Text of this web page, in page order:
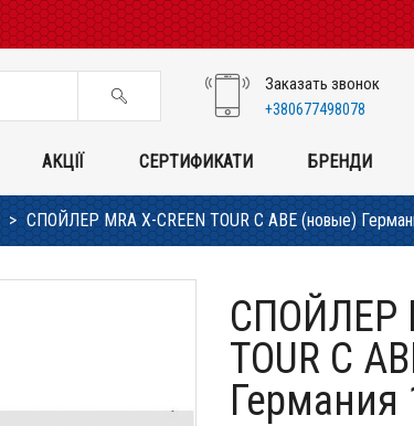
Заказать звонок
+380677498078
АКЦІЇ СЕРТИФИКАТИ БРЕНДИ
СПОЙЛЕР MRA X-CREEN TOUR С ABE (новые)
СПОЙЛЕР
TOUR С
Германия